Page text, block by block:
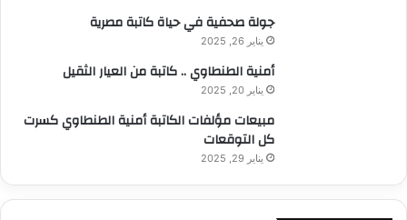
جولة صحفية في حياة كاتبة مصرية
يناير 26, 2025
أمنية الطنطاوي .. كاتبة من العيار الثقيل
يناير 20, 2025
مبيعات مؤلفات الكاتبة أمنية الطنطاوي كسرت
كل التوقعات
يناير 29, 2025